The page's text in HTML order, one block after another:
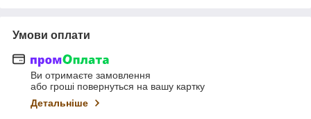
Умови оплати
Ви отримаєте замовлення
або гроші повернуться на вашу картку
Детальніше